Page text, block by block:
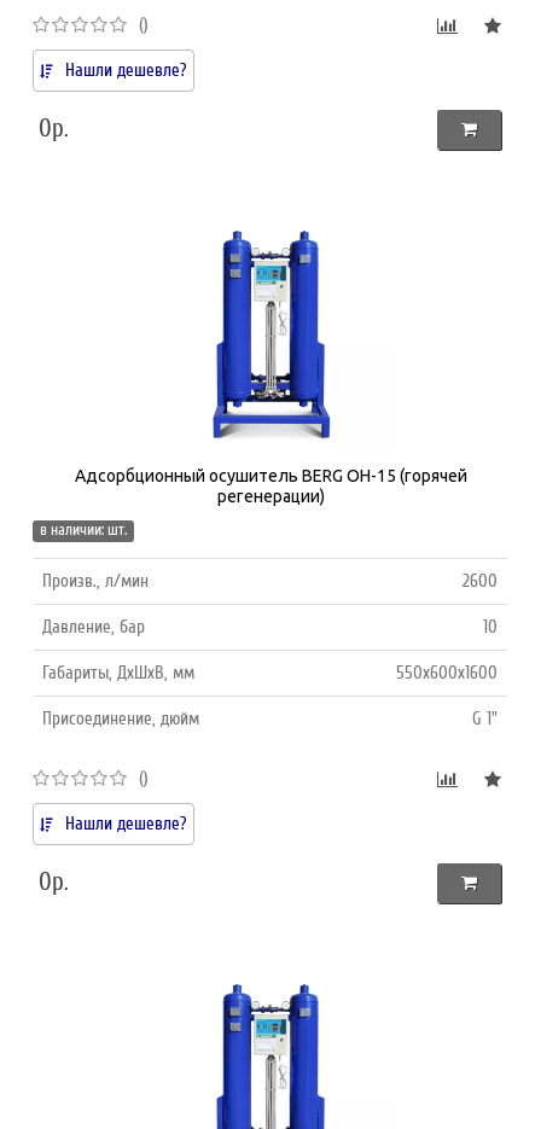
()
Нашли дешевле?
0р.
Адсорбционный осушитель BERG ОH-15 (горячей
регенерации)
в наличии: шт.
Произв., л/мин 2600
Давление, бар 10
Габариты, ДхШхВ, мм 550х600х1600
Присоединение, дюйм G 1"
()
Нашли дешевле?
0р.